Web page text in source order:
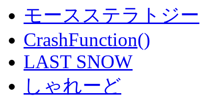
モースステラトジー
CrashFunction()
LAST SNOW
しゃれーど